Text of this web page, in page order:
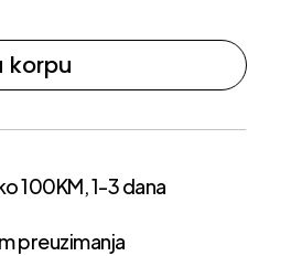
korpu
100KM, 1-3 dana
preuzimanja